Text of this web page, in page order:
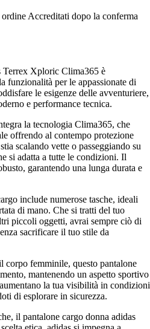
Accreditati dopo la conferma
Terrex Xploric Clima365 è
funzionalità per le appassionate di
le esigenze delle avventuriere,
e performance tecnica.
la tecnologia Clima365, che
offrendo al contempo protezione
scalando vette o passeggiando su
si adatta a tutte le condizioni. Il
garantendo una lunga durata e
include numerose tasche, ideali
di mano. Che si tratti del tuo
piccoli oggetti, avrai sempre ciò di
sacrificare il tuo stile da
corpo femminile, questo pantalone
mantenendo un aspetto sportivo
la tua visibilità in condizioni
di esplorare in sicurezza.
il pantalone cargo donna adidas